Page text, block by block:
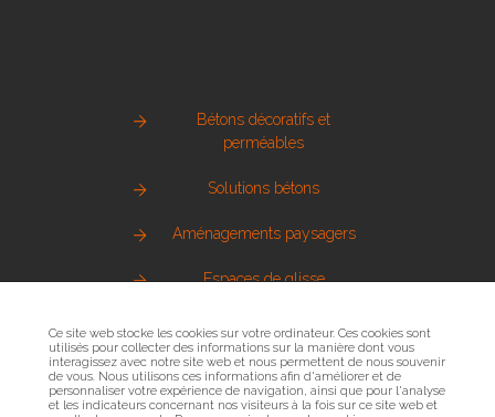
Bétons décoratifs et
perméables
Solutions bétons
Aménagements paysagers
Espaces de glisse
Pierre naturelle
Métallerie urbaine
Ce site web stocke les cookies sur votre ordinateur. Ces cookies sont
utilisés pour collecter des informations sur la manière dont vous
interagissez avec notre site web et nous permettent de nous souvenir
de vous. Nous utilisons ces informations afin d'améliorer et de
personnaliser votre expérience de navigation, ainsi que pour l'analyse
et les indicateurs concernant nos visiteurs à la fois sur ce site web et